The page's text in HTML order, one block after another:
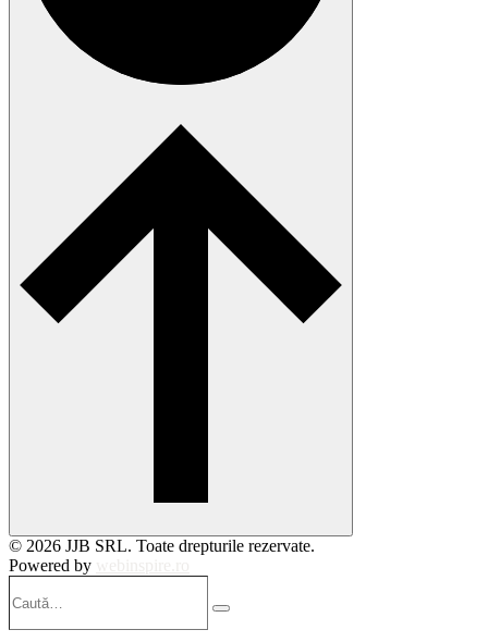
© 2026 JJB SRL. Toate drepturile rezervate.
Powered by
Search